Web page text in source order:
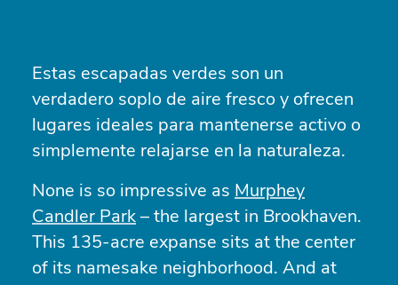
Estas escapadas verdes son un
verdadero soplo de aire fresco y ofrecen
lugares ideales para mantenerse activo o
simplemente relajarse en la naturaleza.
None is so impressive as Murphey
Candler Park – the largest in Brookhaven.
This 135-acre expanse sits at the center
of its namesake neighborhood. And at